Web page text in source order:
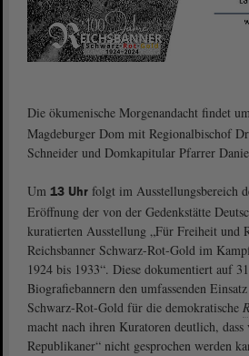
Die ökumenische Morgenandacht findet
Magdeburger Dom mit Regionalbischof
Schneider und Domkapitular Pfarrer
Um 13 Uhr folgt im Ausstellungsbereich
Eröffnung der von der Gedenkstätte
kuratierten Ausstellung „Für Freiheit und
Reichsbanner Schwarz-Rot-Gold im
1924 bis 1933“. Diese dokumentiert auf
Biografiebannern den umfassenden
Schwarz-Rot-Gold für die demokratische
macht nach ihren Kuratoren deutlich,
Republikaner“ nicht gesprochen werden